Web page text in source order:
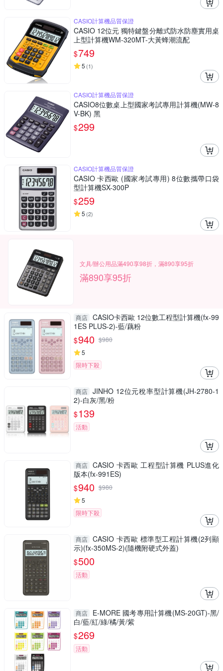
CASIO計算機品質保證
CASIO 12位元 獨特鍵盤分離式防水防塵實用桌
上型計算機WM-320MT-大黃蜂潮流配
$749
5 (1)
CASIO計算機品質保證
CASIO8位數桌上型國家考試專用計算機(MW-8
V-BK) 黑
$299
CASIO計算機品質保證
CASIO 卡西歐 (國家考試專用) 8位數攜帶口袋
型計算機SX-300P
$259
5 (2)
文具/辦公用品滿490享98折，滿890享95折
滿890享95折
商店 CASIO卡西歐 12位數工程型計算機(fx-99
1ES PLUS-2)-藍/藕粉
$940 $980
5
限時下殺
商店 JINHO 12位元稅率型計算機(JH-2780-1
2)-白灰/黑/粉
$139
活動
商店 CASIO 卡西歐 工程型計算機 PLUS進化
版本(fx-991ES)
$940 $980
5
限時下殺
商店 CASIO 卡西歐 標準型工程計算機(2列顯
示)(fx-350MS-2)(隨機附硬式外蓋)
$500
活動
商店
E-MORE 國考專用計算機(MS-20GT)-黑/
白/藍/紅/綠/橘/黃/紫
$269
活動